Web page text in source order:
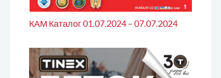
КАМ Каталог 01.07.2024 – 07.07.2024